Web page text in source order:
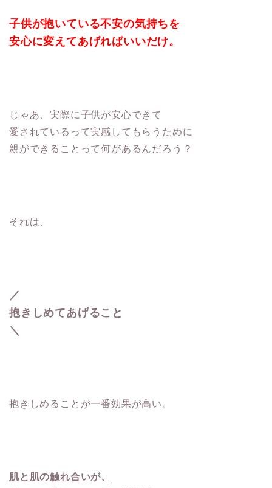
子供が抱いている不安の気持ちを
安心に変えてあげればいいだけ。
じゃあ、実際に子供が安心できて
愛されているって実感してもらうために
親ができることって何があるんだろう？
それは、
／
抱きしめてあげること
＼
抱きしめることが一番効果が高い。
肌と肌の触れ合いが、